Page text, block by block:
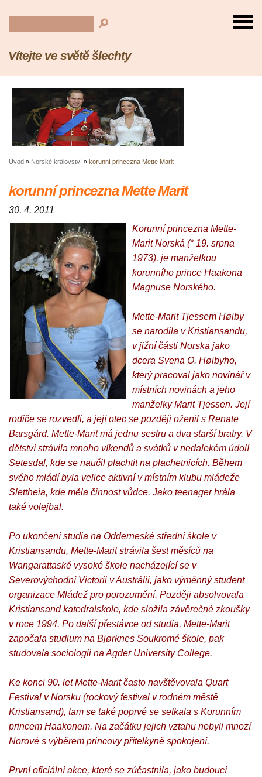
Vítejte ve světě šlechty
Úvod » Norské království » korunní princezna Mette Marit
korunní princezna Mette Marit
30. 4. 2011
Korunní princezna Mette-
Marit Norská (* 19. srpna
1973), je manželkou
korunního prince Haakona
Magnuse Norského.
Mette-Marit Tjessem Høiby
se narodila v Kristiansandu,
v jižní části Norska jako
dcera Svena O. Høibyho,
který pracoval jako novinář v
místních novinách a jeho
manželky Marit Tjessen. Její
rodiče se rozvedli, a její otec se později oženil s Renate
Barsgård. Mette-Marit má jednu sestru a dva starší bratry. V
dětství strávila mnoho víkendů a svátků v nedalekém údolí
Setesdal, kde se naučil plachtit na plachetnicích. Během
svého mládí byla velice aktivní v místním klubu mládeže
Slettheia, kde měla činnost vůdce. Jako teenager hrála
také volejbal.
Po ukončení studia na Odderneské střední škole v
Kristiansandu, Mette-Marit strávila šest měsíců na
Wangarattaské vysoké škole nacházející se v
Severovýchodní Victorii v Austrálii, jako výměnný student
organizace Mládež pro porozumění. Později absolvovala
Kristiansand katedralskole, kde složila závěrečné zkoušky
v roce 1994. Po další přestávce od studia, Mette-Marit
započala studium na Bjørknes Soukromé škole, pak
studovala sociologii na Agder University College.
Ke konci 90. let Mette-Marit často navštěvovala Quart
Festival v Norsku (rockový festival v rodném městě
Kristiansand), tam se také poprvé se setkala s Korunním
princem Haakonem. Na začátku jejich vztahu nebyli mnozí
Norové s výběrem princovy přítelkyně spokojení.
První oficiální akce, které se zúčastnila, jako budoucí